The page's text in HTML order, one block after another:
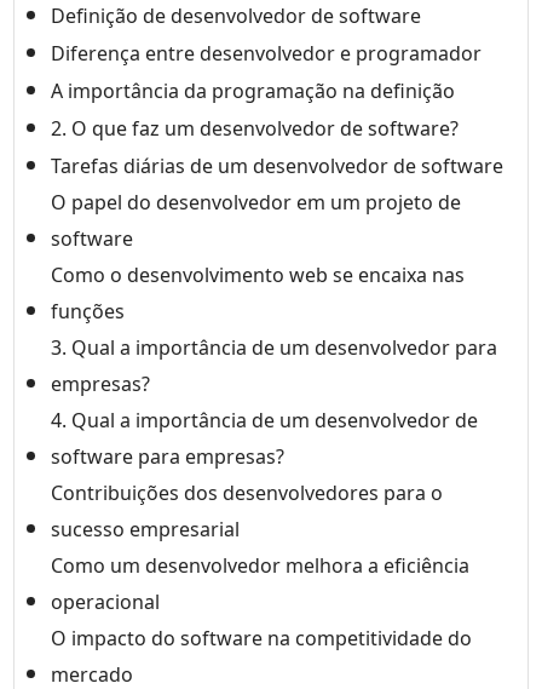
Definição de desenvolvedor de software
Diferença entre desenvolvedor e programador
A importância da programação na definição
2. O que faz um desenvolvedor de software?
Tarefas diárias de um desenvolvedor de software
O papel do desenvolvedor em um projeto de
software
Como o desenvolvimento web se encaixa nas
funções
3. Qual a importância de um desenvolvedor para
empresas?
4. Qual a importância de um desenvolvedor de
software para empresas?
Contribuições dos desenvolvedores para o
sucesso empresarial
Como um desenvolvedor melhora a eficiência
operacional
O impacto do software na competitividade do
mercado